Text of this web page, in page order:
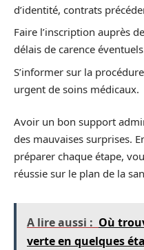
d’identité, contrats
Faire l’inscription auprès
délais de carence
S’informer sur la
urgent de soins médicaux.
Avoir un bon support
des mauvaises surprises.
préparer chaque étape,
réussie sur le plan de la
A lire aussi : Où
verte en quelques